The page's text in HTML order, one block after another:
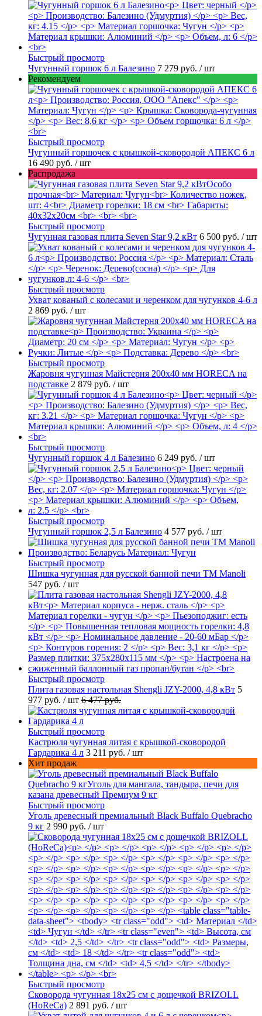
Быстрый просмотр
Чугунный горшок 6 л Балезино 7 279 руб. / шт
Рекомендуем
Быстрый просмотр
Чугунный горшочек с крышкой-сковородой АПЕКС 6 л
16 490 руб. / шт
Распродажа
Быстрый просмотр
Чугунная газовая плита Seven Star 9,2 кВт 6 500 руб. / шт
Быстрый просмотр
Ухват кованый с колесами и черенком для чугунков 4-6 л
2 869 руб. / шт
Быстрый просмотр
Жаровня чугунная Майстерня 200х40 мм HORECA на
подставке 2 879 руб. / шт
Быстрый просмотр
Чугунный горшок 4 л Балезино 6 249 руб. / шт
Быстрый просмотр
Чугунный горшок 2,5 л Балезино 4 577 руб. / шт
Быстрый просмотр
Шишка чугунная для русской банной печи ТМ Manoli
547 руб. / шт
Быстрый просмотр
Плита газовая настольная Shengli JZY-2000, 4,8 кВт 5
977 руб. / шт 6 477 руб.
Быстрый просмотр
Кастрюля чугунная литая с крышкой-сковородой
Гардарика 4 л 3 211 руб. / шт
Хит продаж
Быстрый просмотр
Уголь древесный премиальный Black Buffalo Quebracho
9 кг 2 990 руб. / шт
Быстрый просмотр
Сковорода чугунная 18х25 см с дощечкой BRIZOLL
(HoReCa) 2 891 руб. / шт